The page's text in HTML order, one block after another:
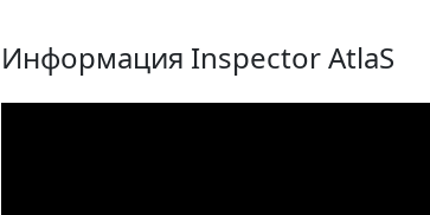
Информация Inspector AtlaS